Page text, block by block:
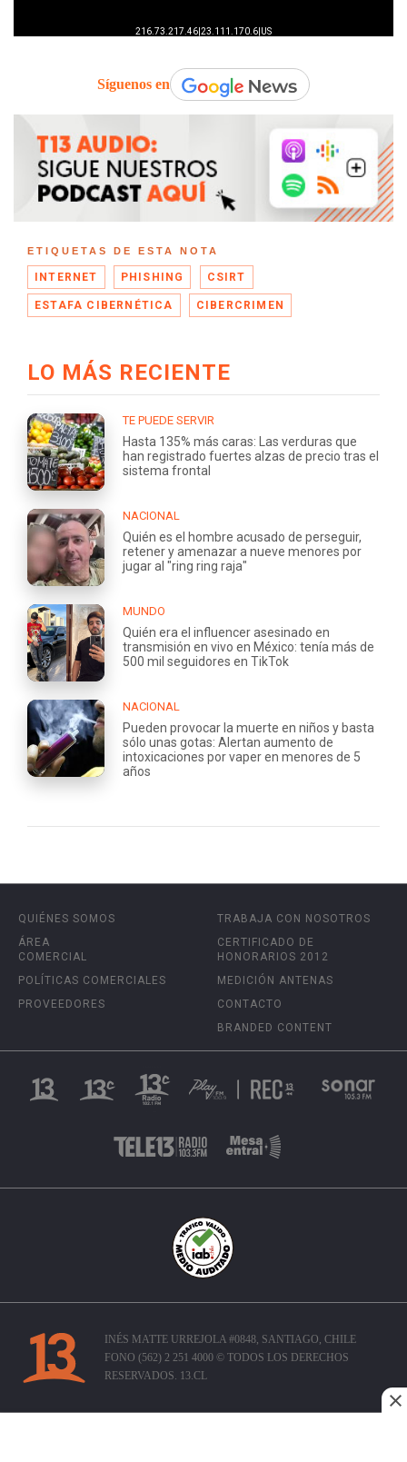
Síguenos en
ETIQUETAS DE ESTA NOTA
INTERNET PHISHING CSIRT
ESTAFA CIBERNÉTICA CIBERCRIMEN
LO MÁS RECIENTE
TE PUEDE SERVIR
Hasta 135% más caras: Las verduras que
han registrado fuertes alzas de precio tras el
sistema frontal
NACIONAL
Quién es el hombre acusado de perseguir,
retener y amenazar a nueve menores por
jugar al "ring ring raja"
MUNDO
Quién era el influencer asesinado en
transmisión en vivo en México: tenía más de
500 mil seguidores en TikTok
NACIONAL
Pueden provocar la muerte en niños y basta
sólo unas gotas: Alertan aumento de
intoxicaciones por vaper en menores de 5
años
QUIÉNES SOMOS
ÁREA
COMERCIAL
POLÍTICAS COMERCIALES
PROVEEDORES
TRABAJA CON NOSOTROS
CERTIFICADO DE
HONORARIOS 2012
MEDICIÓN ANTENAS
CONTACTO
BRANDED CONTENT
INÉS MATTE URREJOLA #0848, SANTIAGO, CHILE
FONO (562) 2 251 4000 © TODOS LOS DERECHOS
RESERVADOS. 13.CL